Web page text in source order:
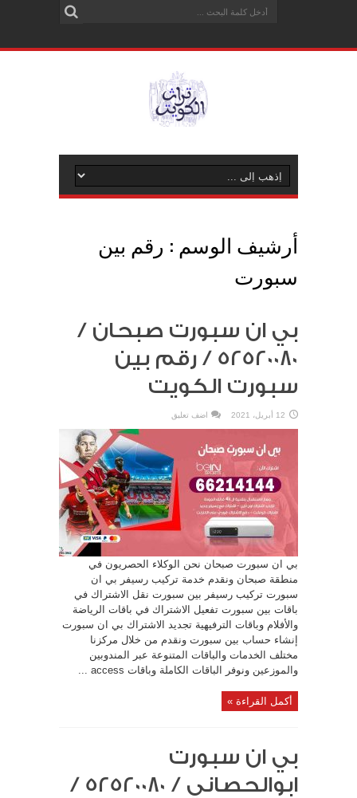
أرشيف الوسم : رقم بين
سبورت
بي ان سبورت صبحان /
52520080 / رقم بين
سبورت الكويت
12 أبريل، 2021 اضف تعليق
بي ان سبورت صبحان نحن الوكلاء الحصريون في
منطقة صبحان ونقدم خدمة تركيب رسيفر بي ان
سبورت تركيب رسيفر بين سبورت نقل الاشتراك في
باقات بين سبورت تفعيل الاشتراك في باقات الرياضة
والأفلام وباقات الترفيهية تجديد الاشتراك بي ان سبورت
إنشاء حساب بين سبورت ونقدم من خلال مركزنا
مختلف الخدمات والباقات المتنوعة عبر المندوبين
والموزعين ونوفر الباقات الكاملة وباقات access ...
أكمل القراءة »
بي ان سبورت
ابوالحصاني / 52520080 /